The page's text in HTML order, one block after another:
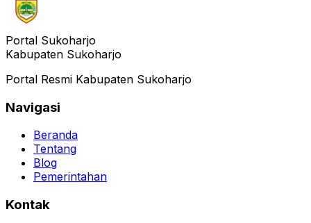
Portal Sukoharjo
Kabupaten Sukoharjo
Portal Resmi Kabupaten Sukoharjo
Navigasi
Beranda
Tentang
Blog
Pemerintahan
Kontak